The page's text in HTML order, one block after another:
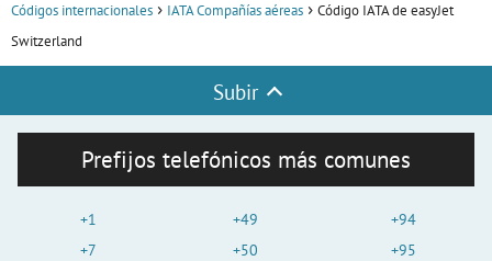
Códigos internacionales IATA Compañías aéreas
Código IATA de easyJet
Switzerland
Subir
Prefijos telefónicos más comunes
+1
+7
+49
+50
+94
+95